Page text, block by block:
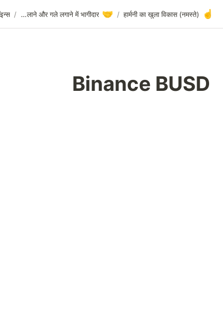
🤝
हाथ मिलाने और गले लगाने में भागीदार
/
स्टेबलकॉइन्स
/
Binance BUSD